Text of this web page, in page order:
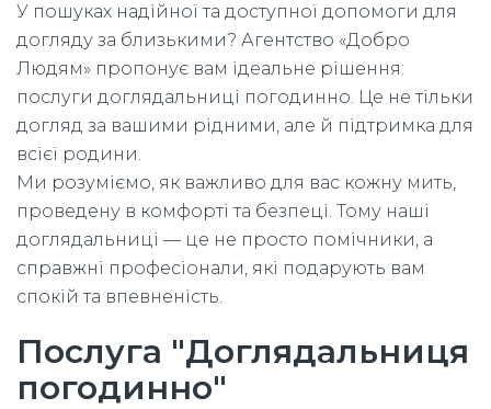
У пошуках надійної та доступної допомоги для
догляду за близькими? Агентство «Добро
Людям» пропонує вам ідеальне рішення:
послуги доглядальниці погодинно. Це не тільки
догляд за вашими рідними, але й підтримка для
всієї родини.
Ми розуміємо, як важливо для вас кожну мить,
проведену в комфорті та безпеці. Тому наші
доглядальниці — це не просто помічники, а
справжні професіонали, які подарують вам
спокій та впевненість.
Послуга "Доглядальниця
погодинно"